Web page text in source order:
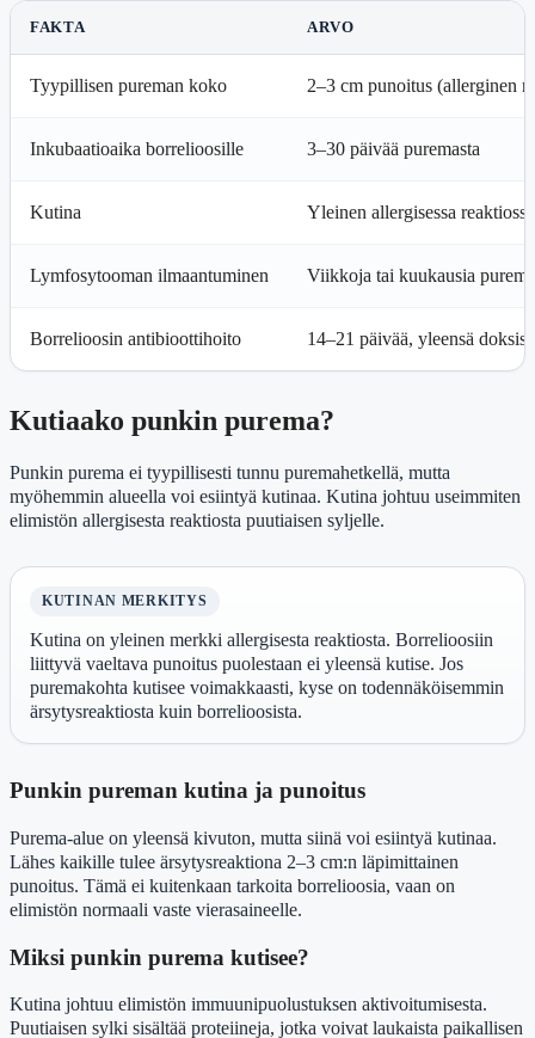
FAKTA ARVO
Tyypillisen pureman koko 2–3 cm punoitus (allerginen
Inkubaatioaika borrelioosille 3–30 päivää puremasta
Kutina Yleinen allergisessa
Lymfosytooman ilmaantuminen Viikkoja tai kuukausia
Borrelioosin antibioottihoito 14–21 päivää, yleensä
Kutiaako punkin purema?
Punkin purema ei tyypillisesti tunnu puremahetkellä, mutta
myöhemmin alueella voi esiintyä kutinaa. Kutina johtuu useimmiten
elimistön allergisesta reaktiosta puutiaisen syljelle.
KUTINAN MERKITYS
Kutina on yleinen merkki allergisesta reaktiosta. Borrelioosiin
liittyvä vaeltava punoitus puolestaan ei yleensä kutise. Jos
puremakohta kutisee voimakkaasti, kyse on todennäköisemmin
ärsytysreaktiosta kuin borrelioosista.
Punkin pureman kutina ja punoitus
Purema-alue on yleensä kivuton, mutta siinä voi esiintyä kutinaa.
Lähes kaikille tulee ärsytysreaktiona 2–3 cm:n läpimittainen
punoitus. Tämä ei kuitenkaan tarkoita borrelioosia, vaan on
elimistön normaali vaste vierasaineelle.
Miksi punkin purema kutisee?
Kutina johtuu elimistön immuunipuolustuksen aktivoitumisesta.
Puutiaisen sylki sisältää proteiineja, jotka voivat laukaista paikallisen